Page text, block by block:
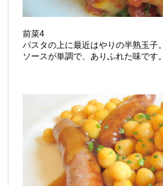
前菜4
パスタの上に最近はやりの半熟玉子。
ソースが単調で、ありふれた味です。